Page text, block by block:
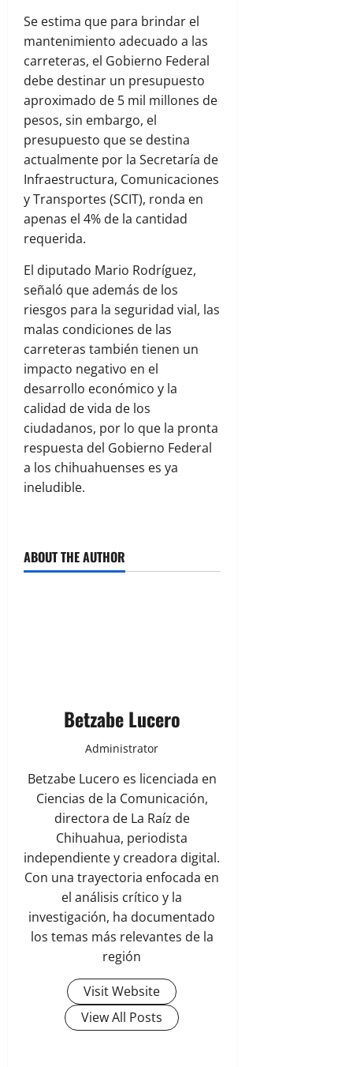
Se estima que para brindar el
mantenimiento adecuado a las
carreteras, el Gobierno Federal
debe destinar un presupuesto
aproximado de 5 mil millones de
pesos, sin embargo, el
presupuesto que se destina
actualmente por la Secretaría de
Infraestructura, Comunicaciones
y Transportes (SCIT), ronda en
apenas el 4% de la cantidad
requerida.
El diputado Mario Rodríguez,
señaló que además de los
riesgos para la seguridad vial, las
malas condiciones de las
carreteras también tienen un
impacto negativo en el
desarrollo económico y la
calidad de vida de los
ciudadanos, por lo que la pronta
respuesta del Gobierno Federal
a los chihuahuenses es ya
ineludible.
ABOUT THE AUTHOR
Betzabe Lucero
Administrator
Betzabe Lucero es licenciada en
Ciencias de la Comunicación,
directora de La Raíz de
Chihuahua, periodista
independiente y creadora digital.
Con una trayectoria enfocada en
el análisis crítico y la
investigación, ha documentado
los temas más relevantes de la
región
Visit Website
View All Posts